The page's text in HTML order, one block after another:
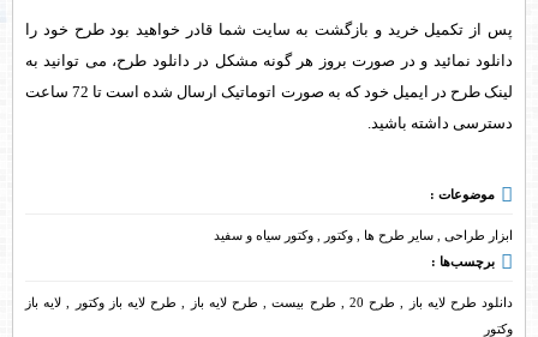
پس از تکمیل خرید و بازگشت به سایت شما قادر خواهید بود طرح خود را
دانلود نمائید و در صورت بروز هر گونه مشکل در دانلود طرح، می توانید به
لینک طرح در ایمیل خود که به صورت اتوماتیک ارسال شده است تا 72 ساعت
دسترسی داشته باشید.
موضوعات :
ابزار طراحی سایر طرح ها وکتور
وکتور سیاه و سفید
برچسب‌ها :
دانلود طرح لایه باز طرح 20 طرح بیست, طرح لایه باز طرح لایه باز وکتور
لایه باز
وکتور